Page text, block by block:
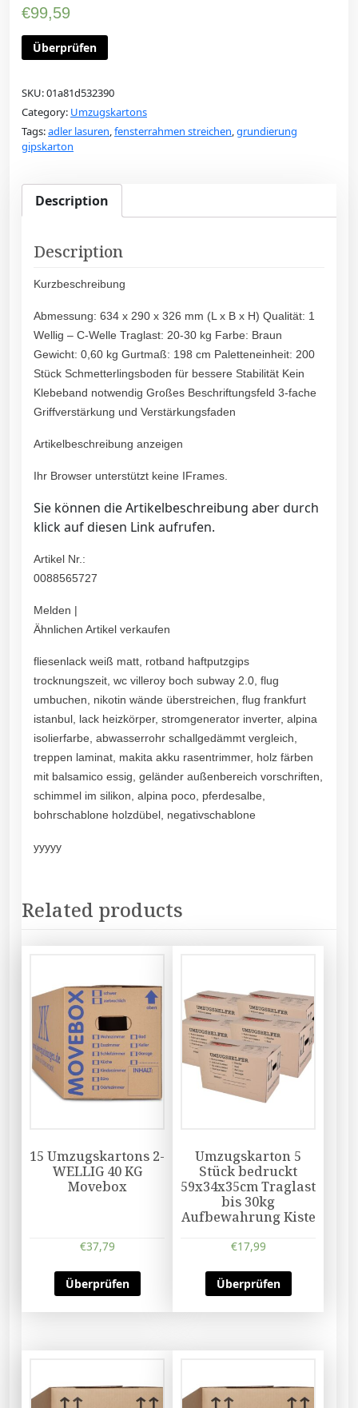
€99,59
Überprüfen
SKU:01a81d532390
Category: Umzugskartons
Tags:adler lasuren,fensterrahmen streichen,grundierung
gipskarton
Description
Description
Kurzbeschreibung
Abmessung: 634 x 290 x 326 mm (L x B x H) Qualität: 1
Wellig – C-Welle Traglast: 20-30 kg Farbe: Braun
Gewicht: 0,60 kg Gurtmaß: 198 cm Paletteneinheit: 200
Stück Schmetterlingsboden für bessere Stabilität Kein
Klebeband notwendig Großes Beschriftungsfeld 3-fache
Griffverstärkung und Verstärkungsfaden
Artikelbeschreibung anzeigen
Ihr Browser unterstützt keine IFrames.
Sie können die Artikelbeschreibung aber durch
klick auf diesen Link aufrufen.
Artikel Nr.:
0088565727
Melden |
Ähnlichen Artikel verkaufen
fliesenlack weiß matt, rotband haftputzgips
trocknungszeit, wc villeroy boch subway 2.0, flug
umbuchen, nikotin wände überstreichen, flug frankfurt
istanbul, lack heizkörper, stromgenerator inverter, alpina
isolierfarbe, abwasserrohr schallgedämmt vergleich,
treppen laminat, makita akku rasentrimmer, holz färben
mit balsamico essig, geländer außenbereich vorschriften,
schimmel im silikon, alpina poco, pferdesalbe,
bohrschablone holzdübel, negativschablone
yyyyy
Related products
15 Umzugskartons 2-
WELLIG 40 KG
Movebox
€37,79
Überprüfen
Umzugskarton 5
Stück bedruckt
59x34x35cm Traglast
bis 30kg
Aufbewahrung Kiste
€17,99
Überprüfen